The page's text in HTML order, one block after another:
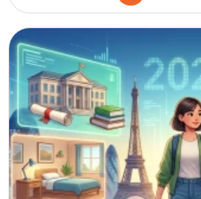
Kanada
Amerika
İngiltere
Kanada